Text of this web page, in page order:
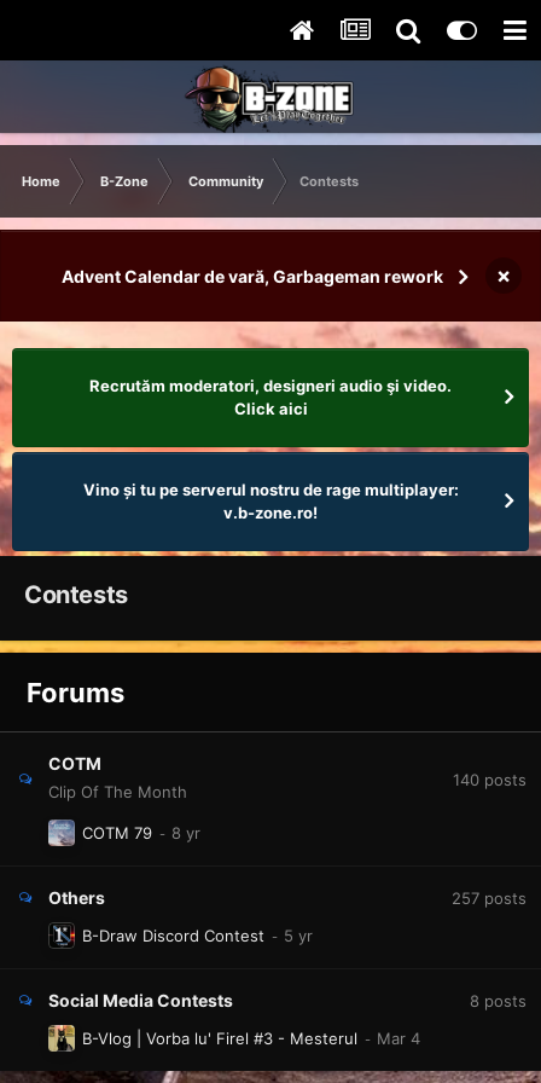
Home B-Zone Community Contests
Advent Calendar de vară, Garbageman rework ×
Recrutăm moderatori, designeri audio şi video.
Click aici
Vino și tu pe serverul nostru de rage multiplayer:
v.b-zone.ro!
Contests
Forums
COTM
Clip Of The Month
140 posts
COTM 79
Others 257 posts
B-Draw Discord Contest
Social Media Contests 8 posts
B-Vlog | Vorba lu' Firel #3 - Mesterul